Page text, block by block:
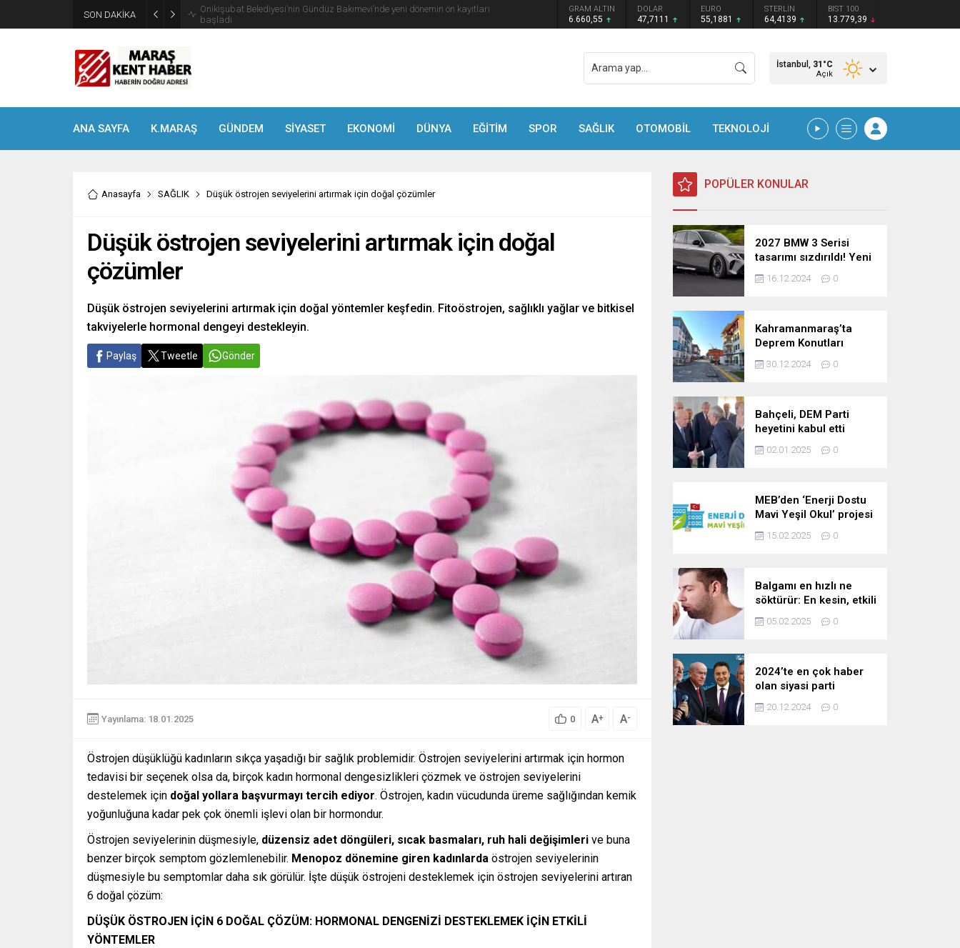
SON DAKİKA Geleneksel Ağustos Fuarı’nda Madrigal Coşkusu GRAM ALTIN
6.660,55
DOLAR
47,7111
EURO
55,1881
STERLİN
64,4139
BIST 100
13.779,39
İstanbul, 31 °C
Açık
ANA SAYFA K.MARAŞ GÜNDEM SİYASET EKONOMİ DÜNYA EĞİTİM SPOR SAĞLIK OTOMOBİL TEKNOLOJİ
Anasayfa SAĞLIK Düşük östrojen seviyelerini artırmak için doğal çözümler
Düşük östrojen seviyelerini artırmak için doğal
çözümler
Düşük östrojen seviyelerini artırmak için doğal yöntemler keşfedin. Fitoöstrojen, sağlıklı yağlar ve bitkisel
takviyelerle hormonal dengeyi destekleyin.
Paylaş Tweetle Gönder
Yayınlama: 18.01.2025 0 A+ A-
Östrojen düşüklüğü kadınların sıkça yaşadığı bir sağlık problemidir. Östrojen seviyelerini artırmak için hormon
tedavisi bir seçenek olsa da, birçok kadın hormonal dengesizlikleri çözmek ve östrojen seviyelerini
destelemek için doğal yollara başvurmayı tercih ediyor. Östrojen, kadın vücudunda üreme sağlığından kemik
yoğunluğuna kadar pek çok önemli işlevi olan bir hormondur.
Östrojen seviyelerinin düşmesiyle, düzensiz adet döngüleri, sıcak basmaları, ruh hali değişimleri ve buna
benzer birçok semptom gözlemlenebilir. Menopoz dönemine giren kadınlarda östrojen seviyelerinin
düşmesiyle bu semptomlar daha sık görülür. İşte düşük östrojeni desteklemek için östrojen seviyelerini artıran
6 doğal çözüm:
DÜŞÜK ÖSTROJEN İÇİN 6 DOĞAL ÇÖZÜM: HORMONAL DENGENİZİ DESTEKLEMEK İÇİN ETKİLİ
YÖNTEMLER
POPÜLER KONULAR
2027 BMW 3 Serisi
tasarımı sızdırıldı! Yeni
nesil sedan’dan
şaşırtıcı yenilikler!
16.12.2024 0
Kahramanmaraş’ta
Deprem Konutları
2025’te Teslim Edilecek
30.12.2024 0
Bahçeli, DEM Parti
heyetini kabul etti
02.01.2025 0
MEB’den ‘Enerji Dostu
Mavi Yeşil Okul’ projesi
15.02.2025 0
Balgamı en hızlı ne
söktürür: En kesin, etkili
ve çabuk balgam
söktürücü kür!
05.02.2025 0
2024’te en çok haber
olan siyasi parti
liderleri! Zirvedeki isim
fark attı
20.12.2024 0